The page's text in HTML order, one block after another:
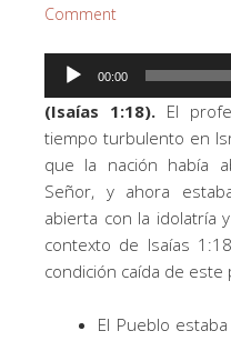
Comment
Reproductor
audio
00:00
(Isaías 1:18).El
tiempo turbulento en
que la nación había
Señor, y ahora
abierta con la idolatría
contexto de Isaías
condición caída de este
El Pueblo